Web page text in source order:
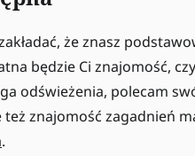
że znasz
będzie Ci znajomość,
odświeżenia, polecam
też znajomość zagadnień
.